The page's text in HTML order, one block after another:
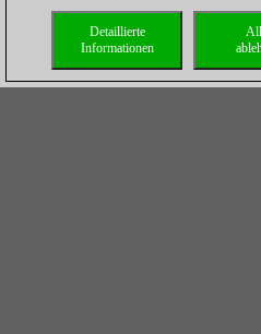
Detaillierte
Informationen